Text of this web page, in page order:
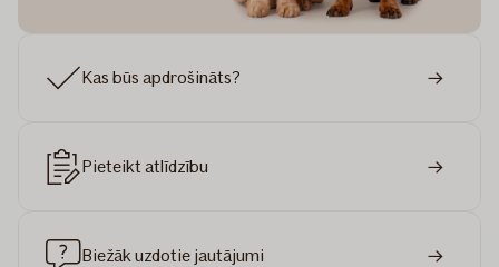
Kas būs apdrošināts?
Pieteikt atlīdzību
Biežāk uzdotie jautājumi